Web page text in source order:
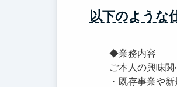
以下のような
◆業務内容
ご本人の興味
・既存事業や